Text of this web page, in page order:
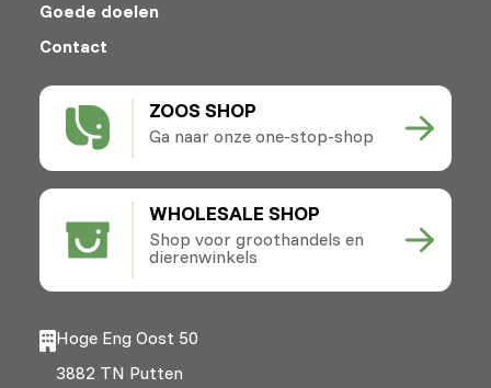
ZOOS SHOP
Ga naar onze one-stop-shop
WHOLESALE SHOP
Shop voor groothandels en
dierenwinkels
Goede doelen
Contact
Hoge Eng Oost 50
3882 TN Putten